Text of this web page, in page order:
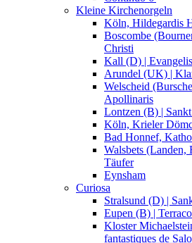
Kleine Kirchenorgeln
Köln, Hildegardis
Boscombe
Christi
Kall (D) |
Arundel (UK) |
Welscheid
Apollinaris
Lontzen (B) |
Köln, Krieler
Bad Honnef,
Walsbets (Landen,
Täufer
Eynsham
Curiosa
Stralsund (D) |
Eupen (B) |
Kloster
fantastiques de